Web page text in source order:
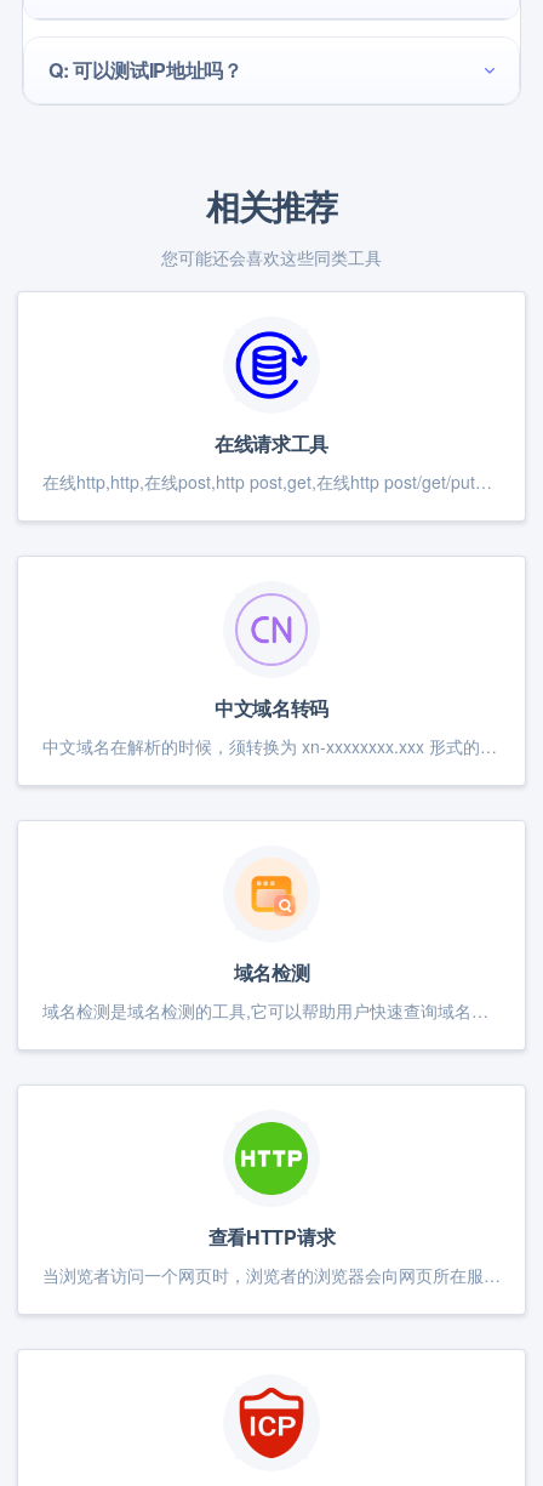
Q: 可以测试IP地址吗？
相关推荐
您可能还会喜欢这些同类工具
在线请求工具
在线http,http,在线post,http post,get,在线http post/get/put请求测试工具，提供带cookie和header的请求,返回header,提供海外接口测试,生成文档,生成markdown文档,并能生成curl请求
中文域名转码
中文域名在解析的时候，须转换为 xn-xxxxxxxx.xxx 形式的Punycode码。本工具支持GBK编码和Punycode编码的相互转换。
域名检测
域名检测是域名检测的工具,它可以帮助用户快速查询域名状态情况，需要的用户赶紧用起来 例如输入：qgj.cc 返回：------- IP地址: XXXXXXXX 响应时间: XXXXXXXX 返回状态码:XXXXXX
查看HTTP请求
当浏览者访问一个网页时，浏览者的浏览器会向网页所在服务器发出请求。当浏览器接收并显示网页前，此网页所在的服务器会返回一个包含HTTP状态码的信息头（server header）用以响应浏览器的请求。